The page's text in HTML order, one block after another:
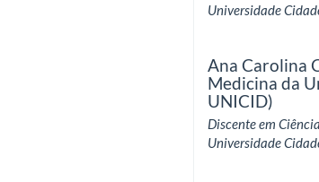
Universidade
Ana Carolina
Medicina da
UNICID)
Discente em
Universidade